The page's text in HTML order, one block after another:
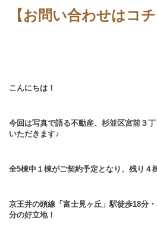
【お問い合わせはコチ
こんにちは！
今回は写真で語る不動産、杉並区宮前３
いただきます♪
全5棟中１棟がご契約予定となり、残り４
京王井の頭線「富士見ヶ丘」駅徒歩18分
分の好立地！